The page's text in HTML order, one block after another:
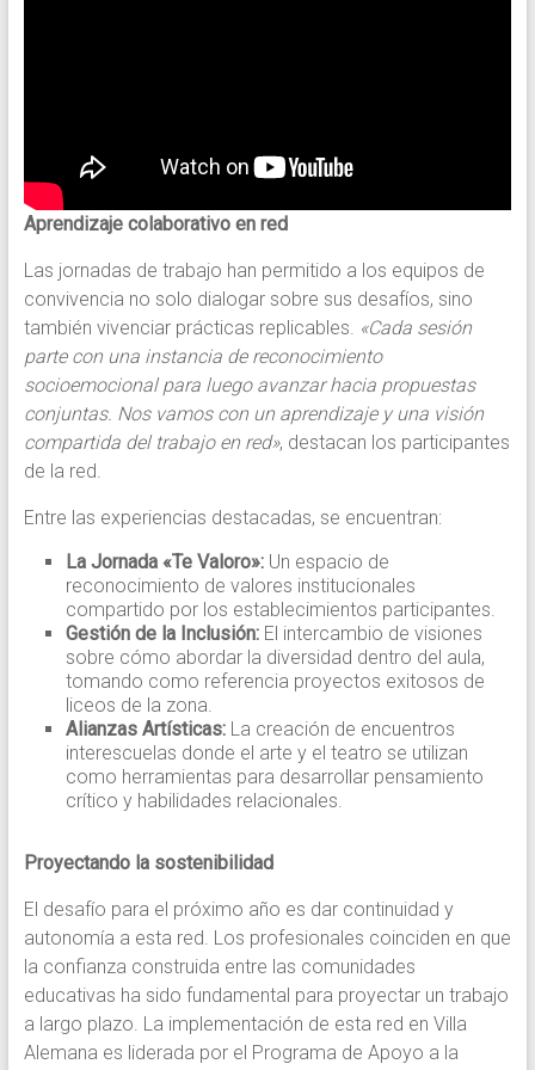
Aprendizaje colaborativo en red
Las jornadas de trabajo han permitido a los equipos de
convivencia no solo dialogar sobre sus desafíos, sino
también vivenciar prácticas replicables. «Cada sesión
parte con una instancia de reconocimiento
socioemocional para luego avanzar hacia propuestas
conjuntas. Nos vamos con un aprendizaje y una visión
compartida del trabajo en red», destacan los participantes
de la red.
Entre las experiencias destacadas, se encuentran:
La Jornada «Te Valoro»:Un espacio de
reconocimiento de valores institucionales
compartido por los establecimientos participantes.
Gestión de la Inclusión:El intercambio de visiones
sobre cómo abordar la diversidad dentro del aula,
tomando como referencia proyectos exitosos de
liceos de la zona.
Alianzas Artísticas:La creación de encuentros
interescuelas donde el arte y el teatro se utilizan
como herramientas para desarrollar pensamiento
crítico y habilidades relacionales.
Proyectando la sostenibilidad
El desafío para el próximo año es dar continuidad y
autonomía a esta red. Los profesionales coinciden en que
la confianza construida entre las comunidades
educativas ha sido fundamental para proyectar un trabajo
a largo plazo. La implementación de esta red en Villa
Alemana es liderada por el Programa de Apoyo a la